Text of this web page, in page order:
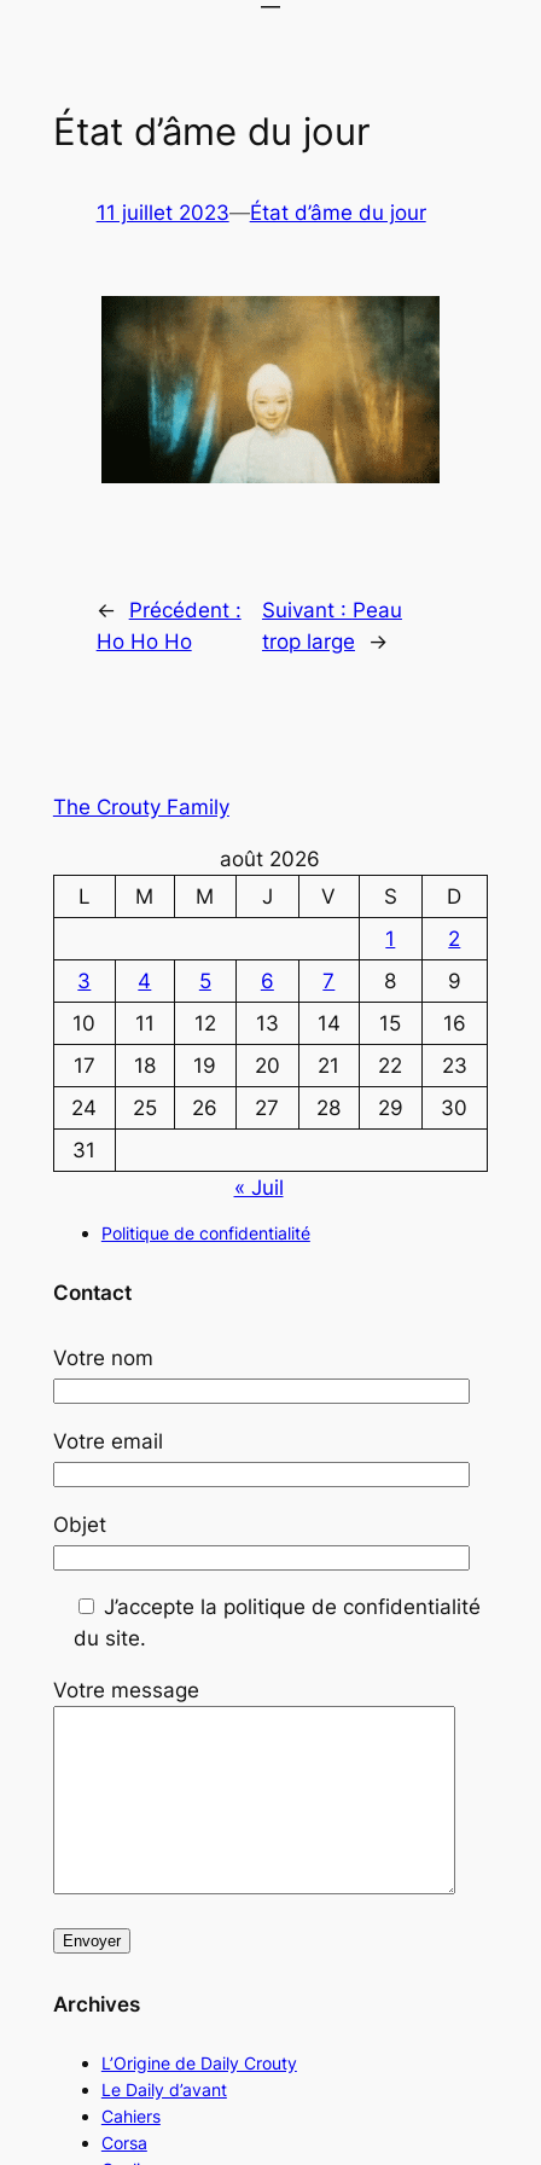
État d’âme du jour
11 juillet 2023—État d’âme du jour
←
Précédent :
Ho Ho Ho
Suivant : Peau
trop large
→
The Crouty Family
août 2026
L
M M J V S
D
1
2
3
4 5 6 7 8
9
10
11 12 13 14 15
16
17
18 19 20 21 22
23
24
25 26 27 28 29
30
31
« Juil
Politique de confidentialité
Contact
Votre nom
Votre email
Objet
J’accepte la politique de confidentialité
du site.
Votre message
Archives
L’Origine de Daily Crouty
Le Daily d’avant
Cahiers
Corsa